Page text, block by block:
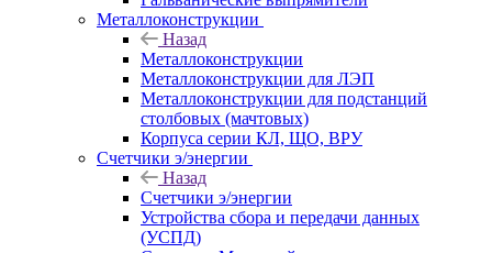
Металлоконструкции
Назад
Металлоконструкции
Металлоконструкции для ЛЭП
Металлоконструкции для подстанций
столбовых (мачтовых)
Корпуса серии КЛ, ЩО, ВРУ
Счетчики э/энергии
Назад
Счетчики э/энергии
Устройства сбора и передачи данных
(УСПД)